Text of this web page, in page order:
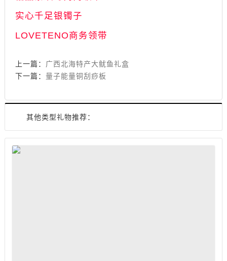
实心千足银镯子
LOVETENO商务领带
上一篇： 广西北海特产大鱿鱼礼盒
下一篇： 量子能量铜刮痧板
其他类型礼物推荐：